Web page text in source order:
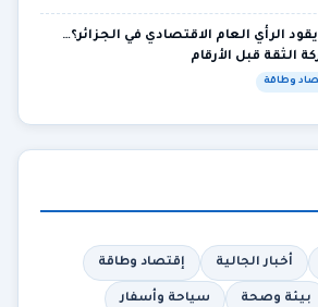
الرأي العام الاقتصادي في الجزائر؟…
الثقة قبل الأرقام
وطاقة
أخبار الجالية إقتصاد وطاقة
بيئة وصحة سياحة وأسفار